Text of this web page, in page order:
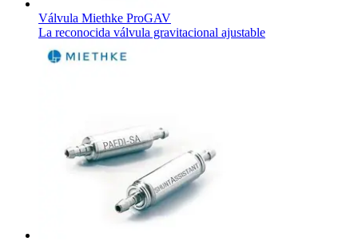
Válvula Miethke ProGAV
La reconocida válvula gravitacional ajustable